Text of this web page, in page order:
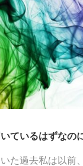
ているはずなの
た過去私は以前